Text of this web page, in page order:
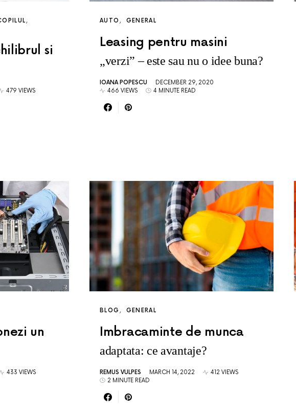
si
479 VIEWS
AUTO GENERAL
Leasing pentru masini
„verzi” – este sau nu o idee buna?
IOANA POPESCU
DECEMBER 29, 2020
466 VIEWS
4 MINUTE READ
un
433 VIEWS
BLOG GENERAL
Imbracaminte de munca
adaptata: ce avantaje?
REMUS VULPES MARCH 14, 2022
412 VIEWS
2 MINUTE READ